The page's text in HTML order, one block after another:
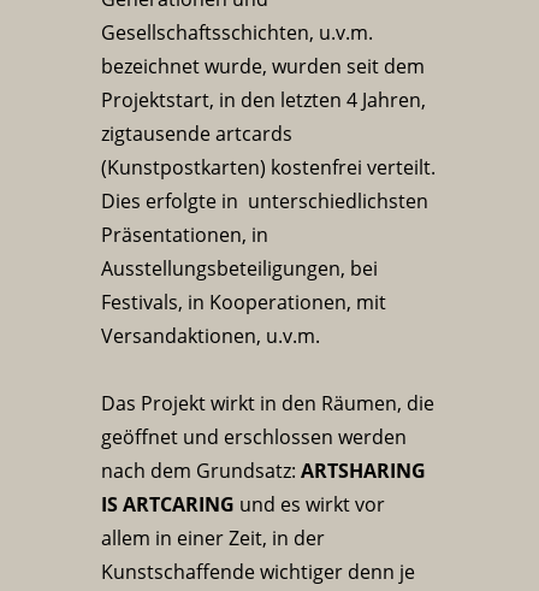
Gesellschaftsschichten, u.v.m.
bezeichnet wurde, wurden seit dem
Projektstart, in den letzten 4 Jahren,
zigtausende artcards
(Kunstpostkarten) kostenfrei verteilt.
Dies erfolgte in unterschiedlichsten
Präsentationen, in
Ausstellungsbeteiligungen, bei
Festivals, in Kooperationen, mit
Versandaktionen, u.v.m.
Das Projekt wirkt in den Räumen, die
geöffnet und erschlossen werden
nach dem Grundsatz: ARTSHARING
IS ARTCARING und es wirkt vor
allem in einer Zeit, in der
Kunstschaffende wichtiger denn je